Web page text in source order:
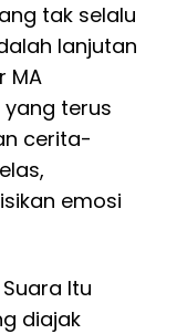
tak selalu
lanjutan
MA
terus
cerita-
emosi
Itu
diajak